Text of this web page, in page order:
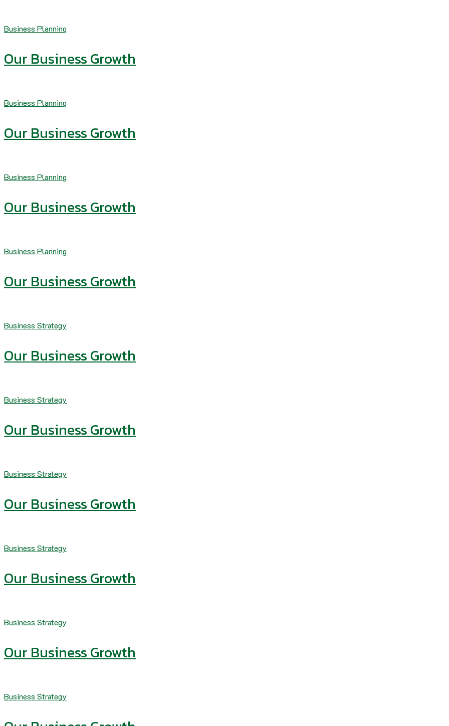
Business Planning
Our Business Growth
Business Planning
Our Business Growth
Business Planning
Our Business Growth
Business Planning
Our Business Growth
Business Strategy
Our Business Growth
Business Strategy
Our Business Growth
Business Strategy
Our Business Growth
Business Strategy
Our Business Growth
Business Strategy
Our Business Growth
Business Strategy